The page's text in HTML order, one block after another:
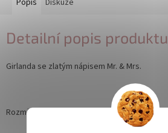
Detailní popis produktu
Girlanda se zlatým nápisem Mr. & Mrs.
Rozměr: 15 x 85 cm